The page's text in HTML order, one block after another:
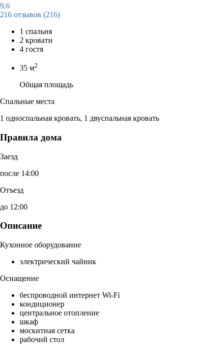
9,6
216 отзывов (216)
1 спальня
2 кровати
4 гостя
35 м2
Общая площадь
Спальные места
1 односпальная кровать, 1 двуспальная кровать
Правила дома
Заезд
после 14:00
Отъезд
до 12:00
Описание
Кухонное оборудование
электрический чайник
Оснащение
беспроводной интернет Wi-Fi
кондиционер
центральное отопление
шкаф
москитная сетка
рабочий стол